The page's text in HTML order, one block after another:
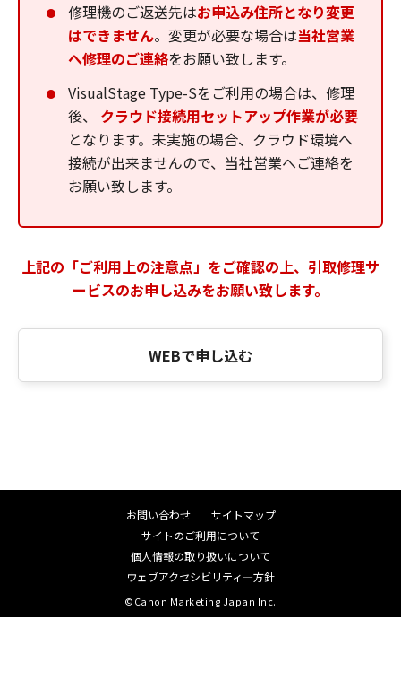
修理機のご返送先はお申込み住所となり変更
はできません。変更が必要な場合は当社営業
へ修理のご連絡をお願い致します。
VisualStage Type-Sをご利用の場合は、修理
後、 クラウド接続用セットアップ作業が必要
となります。未実施の場合、クラウド環境へ
接続が出来ませんので、当社営業へご連絡を
お願い致します。
上記の「ご利用上の注意点」をご確認の上、引取修理サ
ービスのお申し込みをお願い致します。
WEBで申し込む
お問い合わせ
サイトマップ
サイトのご利用について
個人情報の取り扱いについて
ウェブアクセシビリティ―方針
©Canon Marketing Japan Inc.